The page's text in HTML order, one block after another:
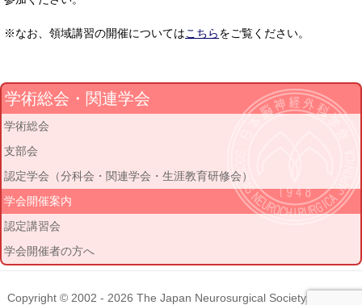
※なお、領域講習の開催についてはこちらをご覧ください。
学術総会・関連学会
学術総会
支部会
認定学会（分科会・関連学会・生涯教育研修会）
学会開催案内
認定講習会
学会開催者の方へ
Copyright © 2002 - 2026 The Japan Neurosurgical Society. All rights